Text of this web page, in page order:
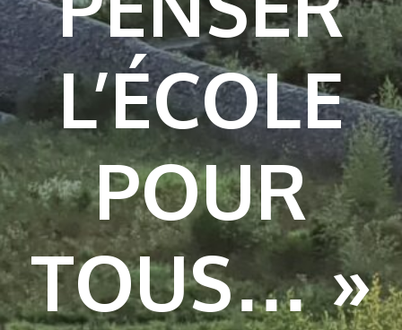
L’ÉCOLE
POUR
TOUS… »